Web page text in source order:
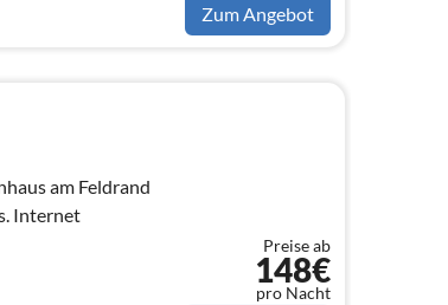
Zum Angebot
am Feldrand
Internet
Preise ab
148€
pro Nacht